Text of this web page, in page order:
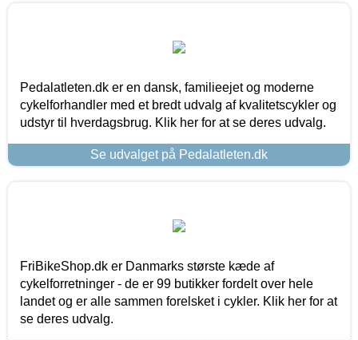
Pedalatleten.dk er en dansk, familieejet og moderne
cykelforhandler med et bredt udvalg af kvalitetscykler og
udstyr til hverdagsbrug. Klik her for at se deres udvalg.
Se udvalget på Pedalatleten.dk
FriBikeShop.dk er Danmarks største kæde af
cykelforretninger - de er 99 butikker fordelt over hele
landet og er alle sammen forelsket i cykler. Klik her for at
se deres udvalg.